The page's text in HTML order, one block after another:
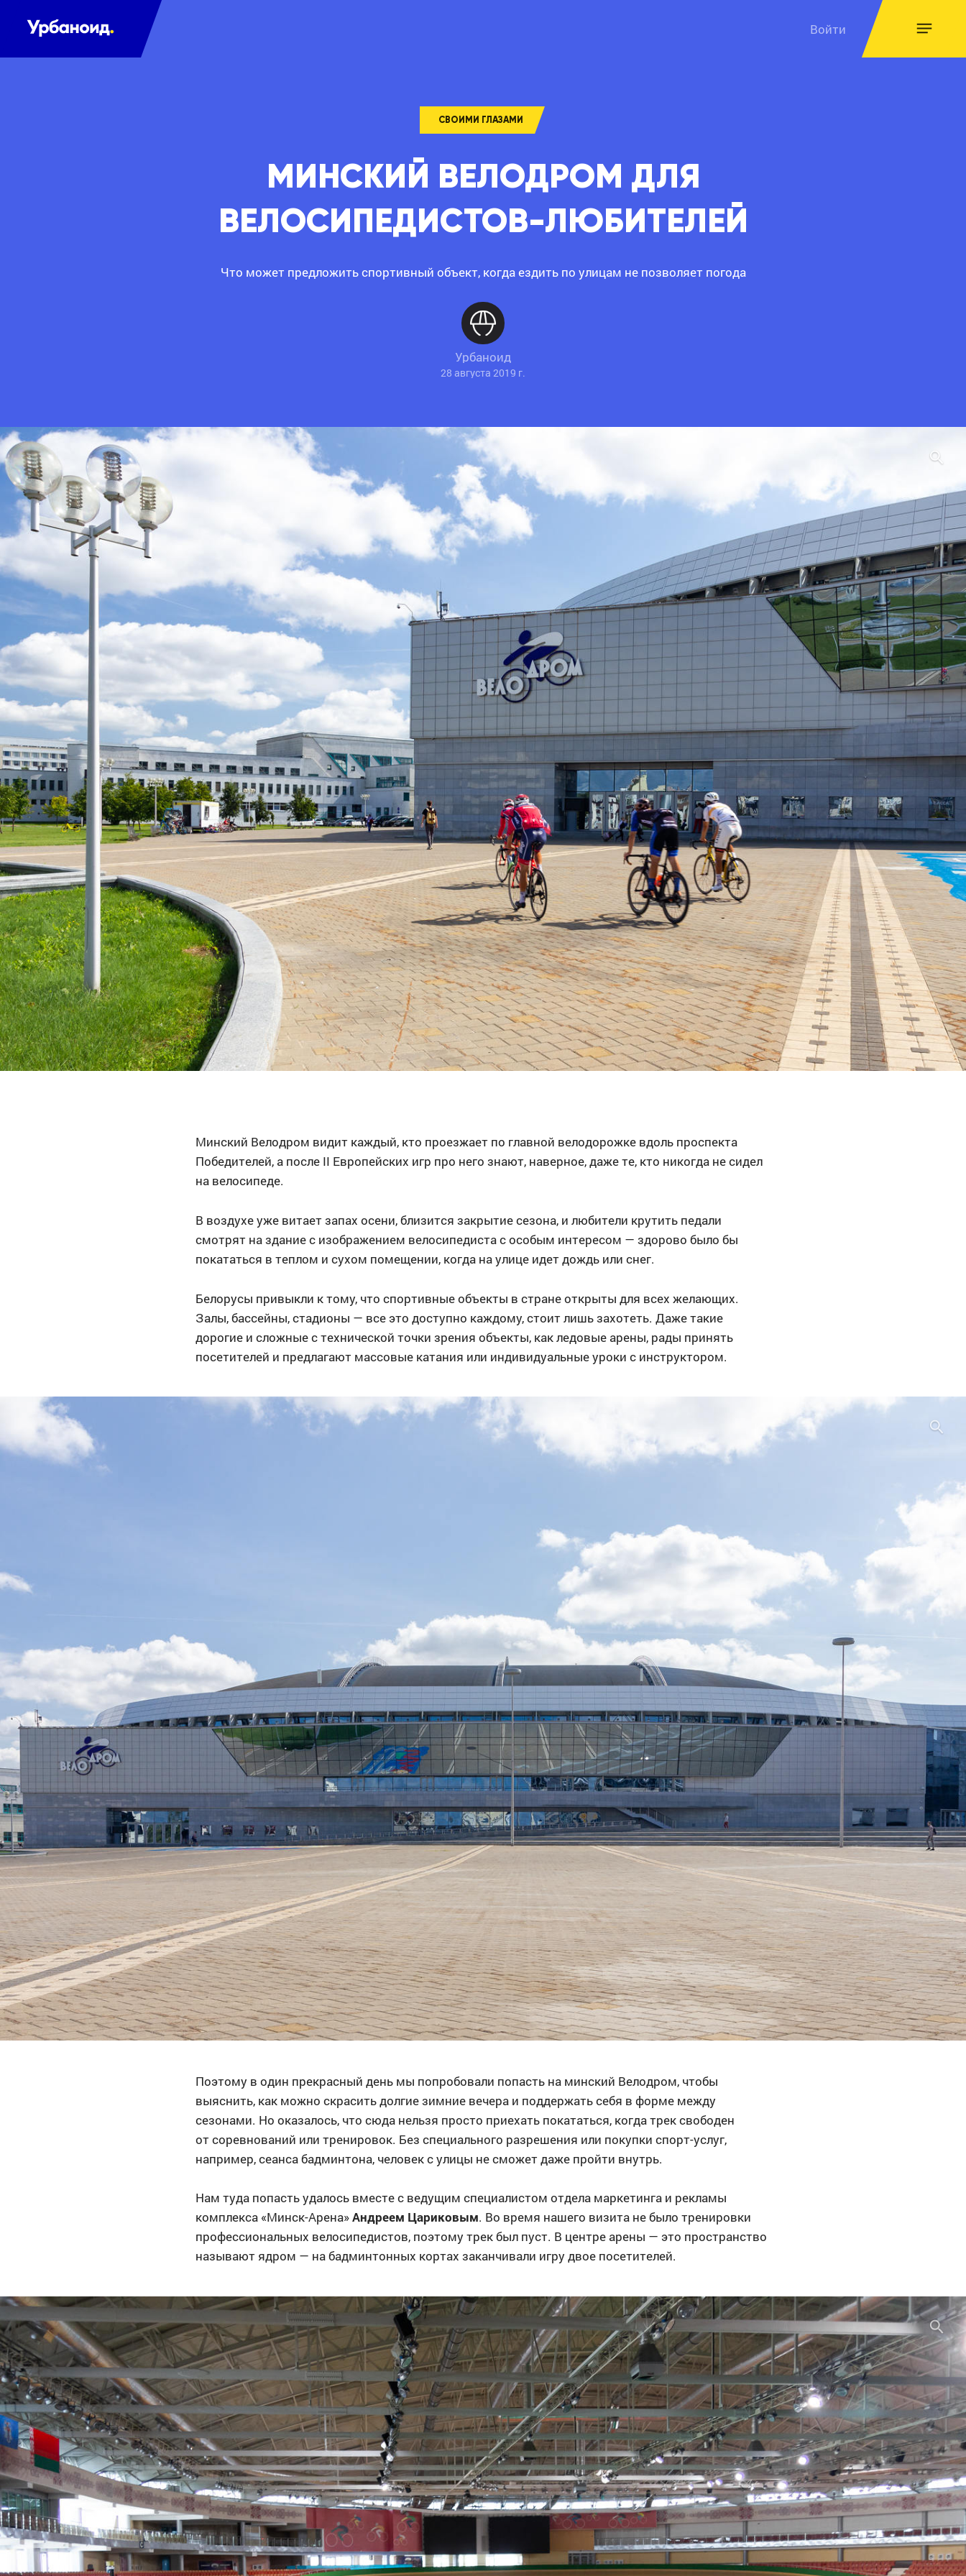
Войти
СВОИМИ ГЛАЗАМИ
МИНСКИЙ ВЕЛОДРОМ ДЛЯ
ВЕЛОСИПЕДИСТОВ-ЛЮБИТЕЛЕЙ
Что может предложить спортивный объект, когда ездить по улицам не позволяет погода
Урбаноид
28 августа 2019 г.
Минский Велодром видит каждый, кто проезжает по главной велодорожке вдоль проспекта
Победителей, а после II Европейских игр про него знают, наверное, даже те, кто никогда не сидел
на велосипеде.
В воздухе уже витает запах осени, близится закрытие сезона, и любители крутить педали
смотрят на здание с изображением велосипедиста с особым интересом — здорово было бы
покататься в теплом и сухом помещении, когда на улице идет дождь или снег.
Белорусы привыкли к тому, что спортивные объекты в стране открыты для всех желающих.
Залы, бассейны, стадионы — все это доступно каждому, стоит лишь захотеть. Даже такие
дорогие и сложные с технической точки зрения объекты, как ледовые арены, рады принять
посетителей и предлагают массовые катания или индивидуальные уроки с инструктором.
Поэтому в один прекрасный день мы попробовали попасть на минский Велодром, чтобы
выяснить, как можно скрасить долгие зимние вечера и поддержать себя в форме между
сезонами. Но оказалось, что сюда нельзя просто приехать покататься, когда трек свободен
от соревнований или тренировок. Без специального разрешения или покупки спорт-услуг,
например, сеанса бадминтона, человек с улицы не сможет даже пройти внутрь.
Нам туда попасть удалось вместе с ведущим специалистом отдела маркетинга и рекламы
комплекса «Минск-Арена»Андреем Цариковым. Во время нашего визита не было тренировки
профессиональных велосипедистов, поэтому трек был пуст. В центре арены — это пространство
называют ядром — на бадминтонных кортах заканчивали игру двое посетителей.